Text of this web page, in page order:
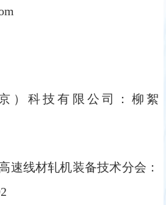
）科技有限公司：柳絮
速线材轧机装备技术分会：